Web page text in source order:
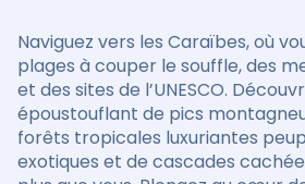
Naviguez vers les Caraïbes, où
plages à couper le souffle, des
et des sites de l’UNESCO.
époustouflant de pics
forêts tropicales luxuriantes
exotiques et de cascades